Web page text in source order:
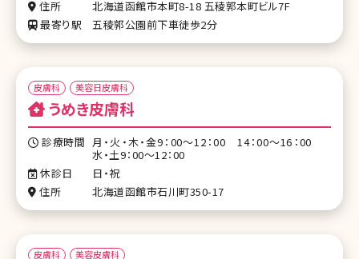
住所
北海道函館市本町8-18 五稜郭本町ビル7F
最寄り駅
五稜郭公園前下車徒歩2分
皮膚科 美容日皮膚科
うめき皮膚科
診療時間 月・火・木・金9：00～12：00 14：00～16：00
水・土9：00～12：00
休診日
日・祝
住所
北海道函館市石川町350-17
皮膚科 美容皮膚科